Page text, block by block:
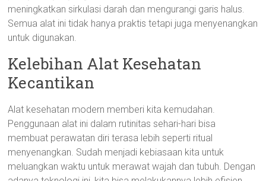
meningkatkan sirkulasi darah dan mengurangi garis halus.
Semua alat ini tidak hanya praktis tetapi juga menyenangkan
untuk digunakan.
Kelebihan Alat Kesehatan
Kecantikan
Alat kesehatan modern memberi kita kemudahan.
Penggunaan alat ini dalam rutinitas sehari-hari bisa
membuat perawatan diri terasa lebih seperti ritual
menyenangkan. Sudah menjadi kebiasaan kita untuk
meluangkan waktu untuk merawat wajah dan tubuh. Dengan